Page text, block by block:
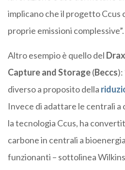
implicano che il progetto Ccus
proprie emissioni complessive”.
Altro esempio è quello del
Capture and Storage(Beccs):
diverso a proposito della
Invece di adattare le centrali
la tecnologia Ccus, ha
carbone in centrali a
funzionanti – sottolinea